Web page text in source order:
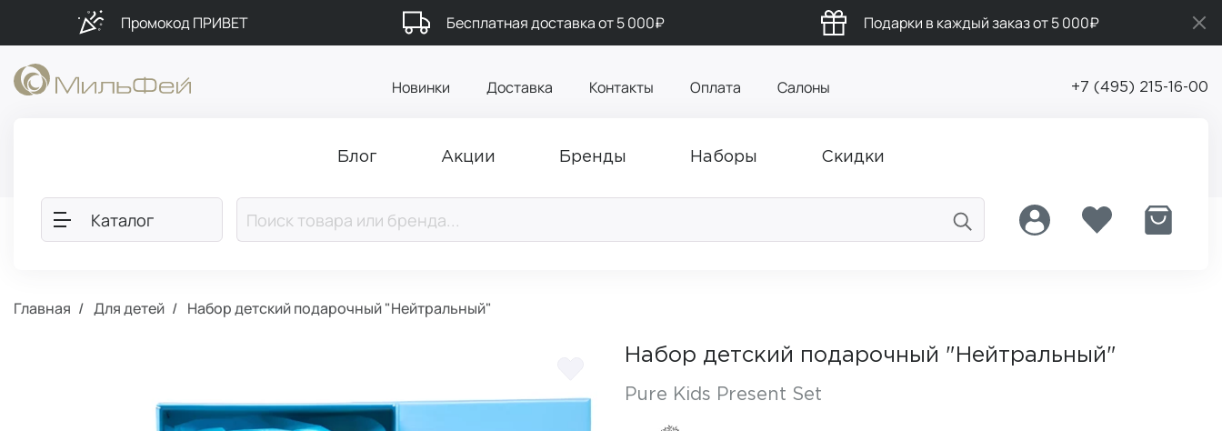
Промокод ПРИВЕТ Бесплатная доставка от 5 000₽ Подарки в каждый заказ от 5 000₽
Новинки Доставка Контакты Оплата Салоны +7 (495) 215-16-00
Блог Акции Бренды Наборы Скидки
Каталог
Главная Для детей Набор детский подарочный "Нейтральный"
Набор детский подарочный "Нейтральный"
Pure Kids Present Set